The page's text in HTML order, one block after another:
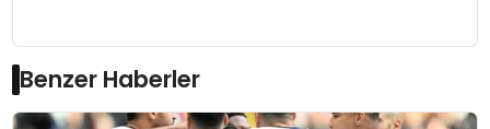
Benzer Haberler